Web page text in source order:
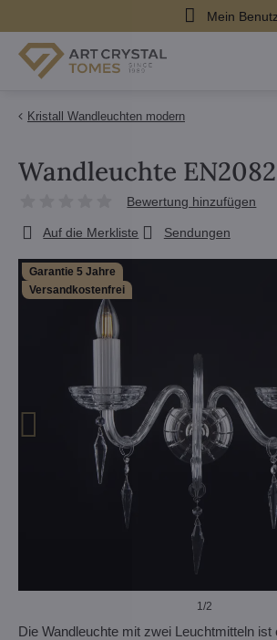
Mein
Kristall Wandleuchten modern
Garantie 5 Jahre
Versandkostenfrei
1/2
Wandleuchte
Bewertung hinzufügen
Auf die Merkliste Sendungen
Die Wandleuchte mit zwei Leuchtmitteln ist